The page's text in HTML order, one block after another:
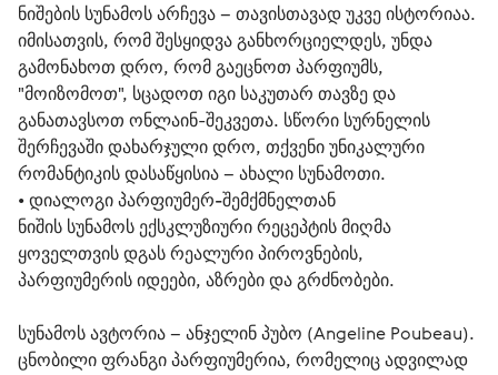
ნიშების სუნამოს არჩევა – თავისთავად უკვე ისტორიაა.
იმისათვის, რომ შესყიდვა განხორციელდეს, უნდა
გამონახოთ დრო, რომ გაეცნოთ პარფიუმს,
"მოიზომოთ", სცადოთ იგი საკუთარ თავზე და
განათავსოთ ონლაინ-შეკვეთა. სწორი სურნელის
შერჩევაში დახარჯული დრო, თქვენი უნიკალური
რომანტიკის დასაწყისია – ახალი სუნამოთი.
• დიალოგი პარფიუმერ-შემქმნელთან
ნიშის სუნამოს ექსკლუზიური რეცეპტის მიღმა
ყოველთვის დგას რეალური პიროვნების,
პარფიუმერის იდეები, აზრები და გრძნობები.
სუნამოს ავტორია – ანჯელინ პუბო (Angeline Poubeau).
ცნობილი ფრანგი პარფიუმერია, რომელიც ადვილად